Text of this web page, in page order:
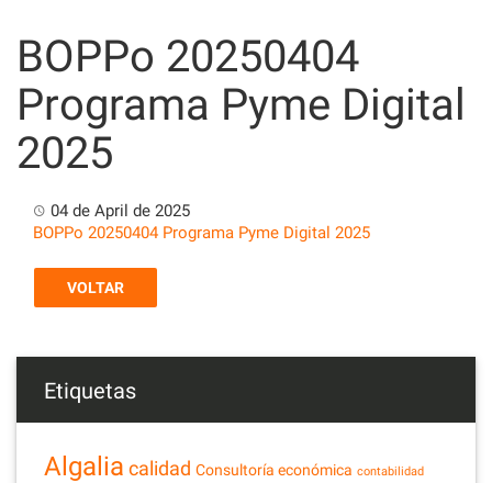
content
BOPPo 20250404
Programa Pyme Digital
2025
04 de April de 2025
BOPPo 20250404 Programa Pyme Digital 2025
VOLTAR
Etiquetas
Algalia calidad Consultoría económica contabilidad